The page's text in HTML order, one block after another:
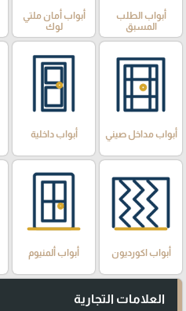
أبواب الطلب
المسبق
أبواب أمان ملتي
لوك
أبواب مداخل صيني أبواب داخلية
أبواب اكورديون أبواب ألمنيوم
العلامات التجارية